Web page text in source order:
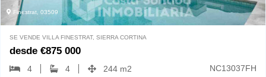
Finestrat, 03509
SE VENDE VILLA FINESTRAT, SIERRA CORTINA
desde €875 000
4 4 244 m2 NC13037FH